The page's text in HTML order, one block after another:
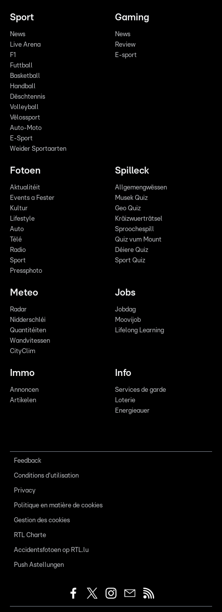
Sport
News
Live Arena
F1
Futtball
Basketball
Handball
Dëschtennis
Volleyball
Vëlossport
Auto-Moto
E-Sport
Weider Sportaarten
Gaming
News
Review
E-sport
Fotoen
Aktualitéit
Events a Fester
Kultur
Lifestyle
Auto
Télé
Radio
Sport
Pressphoto
Spilleck
Allgemengwëssen
Musek Quiz
Geo Quiz
Kräizwuerträtsel
Sproochespill
Quiz vum Mount
Déiere Quiz
Sport Quiz
Meteo
Radar
Nidderschléi
Quantitéiten
Wandvitessen
CityClim
Jobs
Jobdag
Moovijob
Lifelong Learning
Immo
Annoncen
Artikelen
Info
Services de garde
Loterie
Energieauer
Feedback
Conditions d'utilisation
Privacy
Politique en matière de cookies
Gestion des cookies
RTL Charte
Accidentsfotoen op RTL.lu
Push Astellungen